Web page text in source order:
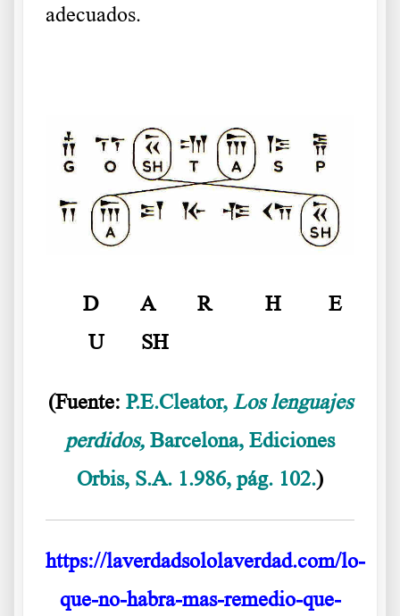
adecuados.
D A R H E
U SH
(Fuente: P.E.Cleator, Los lenguajes
perdidos, Barcelona, Ediciones
Orbis, S.A. 1.986, pág. 102.)
https://laverdadsololaverdad.com/lo-
que-no-habra-mas-remedio-que-